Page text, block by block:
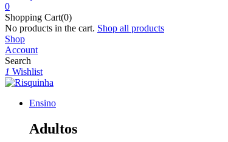
0
Shopping Cart(0)
No products in the cart. Shop all products
Shop
Account
Search
1 Wishlist
Ensino
Adultos